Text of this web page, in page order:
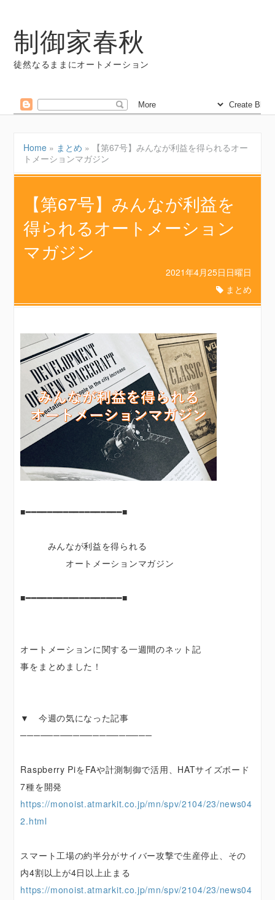
制御家春秋
徒然なるままにオートメーション
Home » まとめ »
【第67号】みんなが利益を得られるオー
トメーションマガジン
【第67号】みんなが利益を
得られるオートメーション
マガジン
2021年4月25日日曜日
まとめ
■━━━━━━━━━━━━━━━━━━■
みんなが利益を得られる
オートメーションマガジン
■━━━━━━━━━━━━━━━━━━■
オートメーションに関する一週間のネット記
事をまとめました！
▼ 今週の気になった記事
────────────────────
Raspberry PiをFAや計測制御で活用、HATサイズボード
7種を開発
https://monoist.atmarkit.co.jp/mn/spv/2104/23/news04
2.html
スマート工場の約半分がサイバー攻撃で生産停止、その
内4割以上が4日以上止まる
https://monoist.atmarkit.co.jp/mn/spv/2104/23/news04